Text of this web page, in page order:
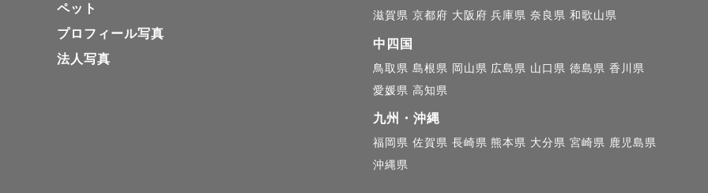
ペット
プロフィール写真
法人写真
滋賀県 京都府 大阪府 兵庫県 奈良県 和歌山県
中四国
鳥取県 島根県 岡山県 広島県 山口県 徳島県 香川県
愛媛県 高知県
九州・沖縄
福岡県 佐賀県 長崎県 熊本県 大分県 宮崎県 鹿児島県
沖縄県